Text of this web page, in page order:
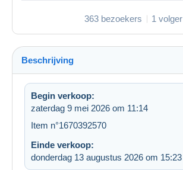
363 bezoekers 1 volger
Beschrijving
Begin verkoop:
zaterdag 9 mei 2026 om 11:14
Item n°1670392570
Einde verkoop:
donderdag 13 augustus 2026 om 15:23